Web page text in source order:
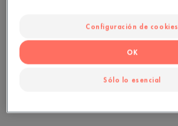
Necesidades
Comodidad - Nutrición
Configuración de cookies
Sólo lo esencial
OK